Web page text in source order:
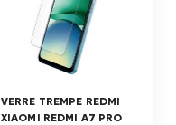
VERRE TREMPE REDMI
XIAOMI REDMI A7 PRO